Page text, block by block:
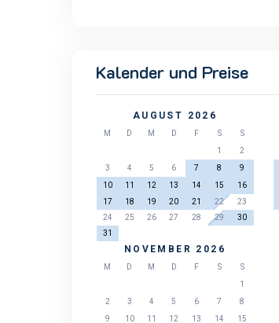
Kalender und Preise
AUGUST 2026
M D M D F S
S
1
2
3
4 5 6 7 8
9
10
11 12 13 14 15
16
17
18 19 20 21 22
23
24
25 26 27 28 29
30
31
NOVEMBER 2026
M D M D F S
S
1
2
3 4 5 6 7
8
9
10 11 12 13 14 15